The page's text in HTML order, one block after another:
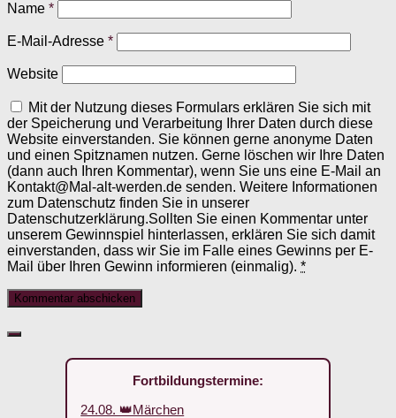
Name *
E-Mail-Adresse *
Website
Mit der Nutzung dieses Formulars erklären Sie sich mit
der Speicherung und Verarbeitung Ihrer Daten durch diese
Website einverstanden. Sie können gerne anonyme Daten
und einen Spitznamen nutzen. Gerne löschen wir Ihre Daten
(dann auch Ihren Kommentar), wenn Sie uns eine E-Mail an
Kontakt@Mal-alt-werden.de senden. Weitere Informationen
zum Datenschutz finden Sie in unserer
Datenschutzerklärung.Sollten Sie einen Kommentar unter
unserem Gewinnspiel hinterlassen, erklären Sie sich damit
einverstanden, dass wir Sie im Falle eines Gewinns per E-
Mail über Ihren Gewinn informieren (einmalig). *
Fortbildungstermine:
24.08. 👑Märchen